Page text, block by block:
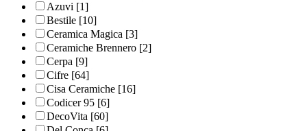
Azuvi [1]
Bestile [10]
Ceramica Magica [3]
Ceramiche Brennero [2]
Cerpa [9]
Cifre [64]
Cisa Ceramiche [16]
Codicer 95 [6]
DecoVita [60]